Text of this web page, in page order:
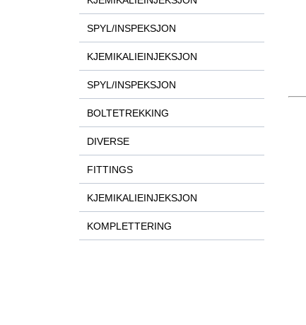
SPYL/INSPEKSJON
KJEMIKALIEINJEKSJON
SPYL/INSPEKSJON
BOLTETREKKING
DIVERSE
FITTINGS
KJEMIKALIEINJEKSJON
KOMPLETTERING